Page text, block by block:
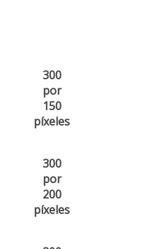
300
por
150
píxeles
300
por
200
píxeles